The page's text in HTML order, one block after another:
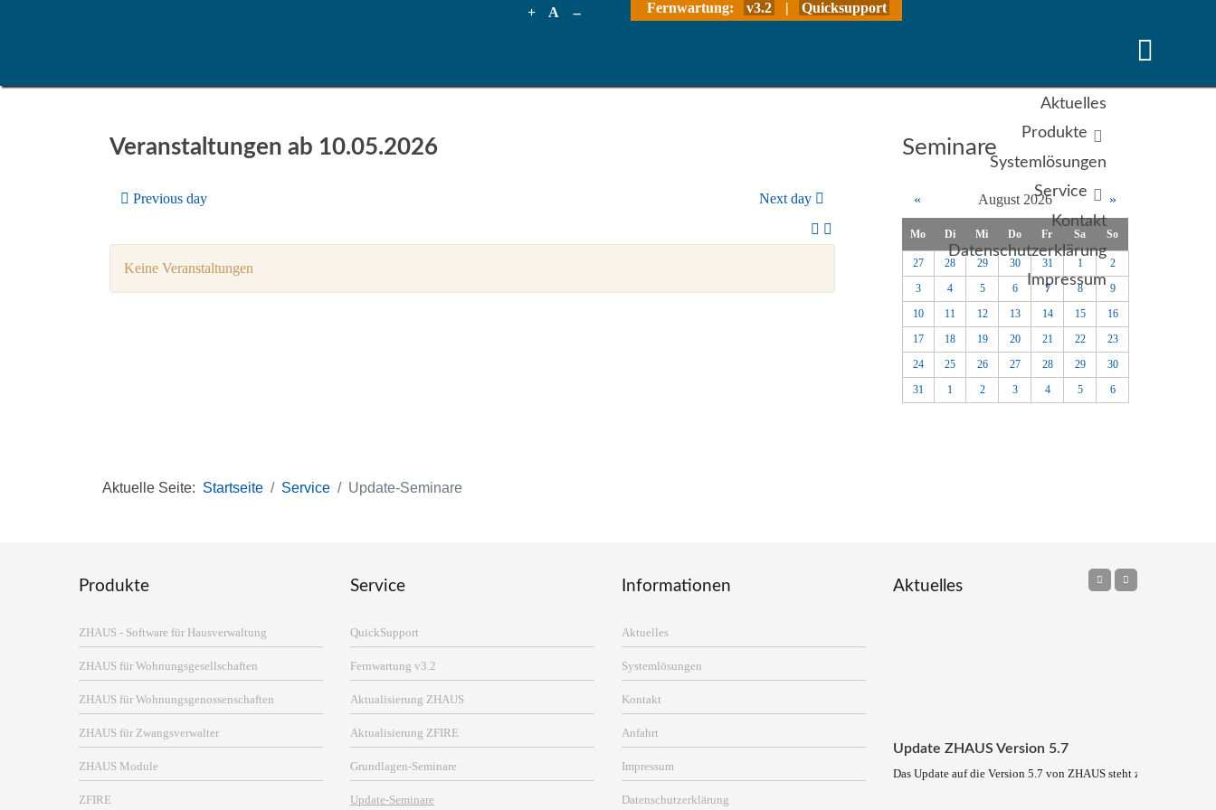
+ A -- Fernwartung: v3.2 | Quicksupport
Aktuelles
Produkte
Systemlösungen
Service
Kontakt
Datenschutzerklärung
Impressum
Veranstaltungen ab 10.05.2026
Previous day Next day
Keine Veranstaltungen
Seminare
« August 2026 »
Mo Di Mi Do Fr Sa So
27 28 29 30 31 1
2
3
4 5 6 7 8
9
10
11 12 13 14 15
16
17
18 19 20 21 22
23
24
25 26 27 28 29
30
31
1 2 3 4 5 6
Aktuelle Seite: Startseite Service Update-Seminare
Produkte
ZHAUS - Software für Hausverwaltung
ZHAUS für Wohnungsgesellschaften
ZHAUS für Wohnungsgenossenschaften
ZHAUS für Zwangsverwalter
ZHAUS Module
ZFIRE
Service
QuickSupport
Fernwartung v3.2
Aktualisierung ZHAUS
Aktualisierung ZFIRE
Grundlagen-Seminare
Update-Seminare
Informationen
Aktuelles
Systemlösungen
Kontakt
Anfahrt
Impressum
Datenschutzerklärung
Aktuelles
Update ZHAUS Version 5.7
Das Update auf die Version 5.7 von ZHAUS steht zum